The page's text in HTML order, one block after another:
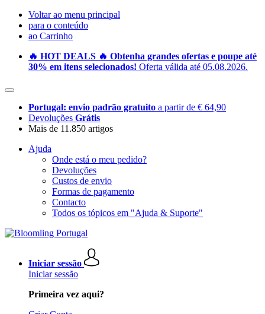
Voltar ao menu principal
para o conteúdo
ao Carrinho
🔥 HOT DEALS 🔥 Obtenha grandes ofertas e poupe até
30% em itens selecionados! Oferta válida até 05.08.2026.
Portugal: envio padrão gratuito a partir de € 64,90
Devoluções Grátis
Mais de 11.850 artigos
Ajuda
Onde está o meu pedido?
Devoluções
Custos de envio
Formas de pagamento
Contacto
Todos os tópicos em "Ajuda & Suporte"
Iniciar sessão
Iniciar sessão
Primeira vez aqui?